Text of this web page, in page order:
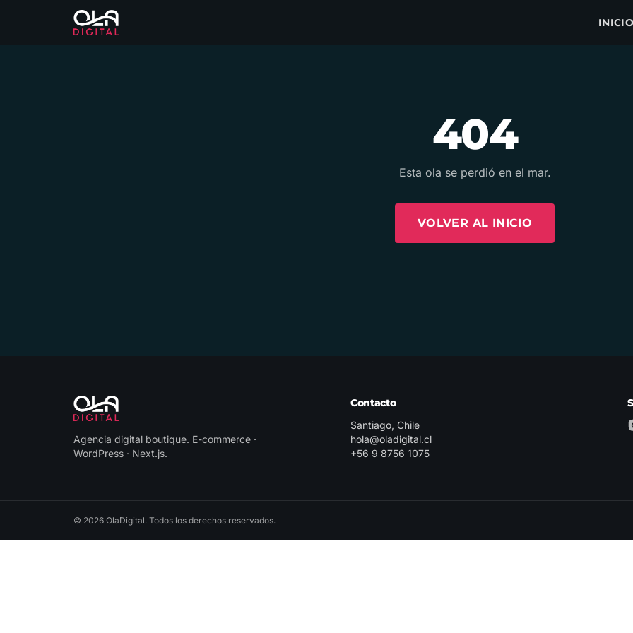
404
Esta ola se perdió en el mar.
VOLVER AL INICIO
Agencia digital boutique. E-commerce ·
WordPress · Next.js.
Contacto
Santiago, Chile
hola@oladigital.cl
+56 9 8756 1075
© 2026 OlaDigital. Todos los derechos reservados.